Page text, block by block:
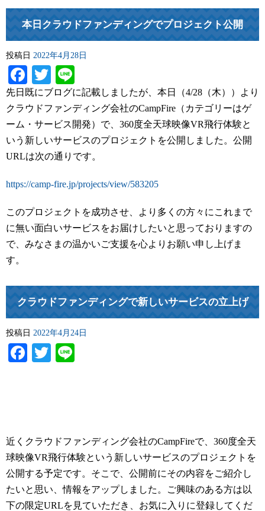
本日クラウドファンディングでプロジェクト公開
投稿日 2022年4月28日
Facebook
Twitter
先日既にブログに記載しましたが、本日（4/28（木））より
クラウドファンディング会社のCampFire（カテゴリーはゲ
ーム・サービス開発）で、360度全天球映像VR飛行体験と
いう新しいサービスのプロジェクトを公開しました。公開
URLは次の通りです。
https://camp-fire.jp/projects/view/583205
このプロジェクトを成功させ、より多くの方々にこれまで
に無い面白いサービスをお届けしたいと思っておりますの
で、みなさまの温かいご支援を心よりお願い申し上げま
す。
クラウドファンディングで新しいサービスの立上げ
投稿日 2022年4月24日
Facebook
Twitter
近くクラウドファンディング会社のCampFireで、360度全天
球映像VR飛行体験という新しいサービスのプロジェクトを
公開する予定です。そこで、公開前にその内容をご紹介し
たいと思い、情報をアップしました。ご興味のある方は以
下の限定URLを見ていただき、お気に入りに登録してくだ